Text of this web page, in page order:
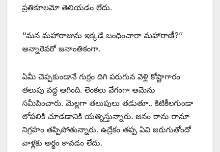
ప్రతికూలమో తెలియడం లేదు.
‘‘మన మహారాజును ఇక్కడే బంధించారా మహారాణీ?’’
అన్నారెవరో జనాంతికంగా.
ఏమీ చెప్పకుండానే గుర్రం దిగి పరుగున వెళ్లి కోష్టాగారం
తలుపు వద్ద ఆగింది. లెంకలు వేగంగా ఆమెను
సమీపించారు. మెల్లగా తలుపులు తడుతూ.. కిటికీలగుండా
లోపలికి చూడడానికి యత్నిస్తున్నారు. జనం రాను రానూ
నిగ్రహం తప్పిపోతున్నారు. ఉద్రేకం తప్ప ఏవి జరుగుతోందో
వాళ్లకు అర్థం కావడం లేదు.